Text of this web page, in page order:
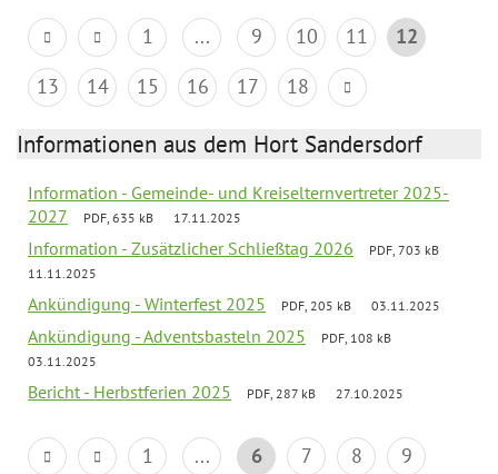
1 ... 9 10 11
12
13
14 15 16 17 18
Informationen aus dem Hort Sandersdorf
Information - Gemeinde- und Kreiselternvertreter 2025-
2027
PDF, 635 kB 17.11.2025
Information - Zusätzlicher Schließtag 2026
PDF, 703 kB
11.11.2025
Ankündigung - Winterfest 2025 PDF, 205 kB 03.11.2025
Ankündigung - Adventsbasteln 2025
PDF, 108 kB
03.11.2025
Bericht - Herbstferien 2025 PDF, 287 kB 27.10.2025
1 ... 6 7 8
9